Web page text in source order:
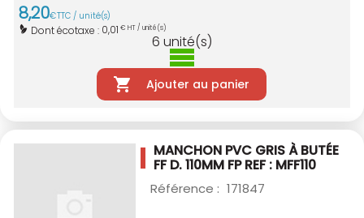
8,20€TTC / unité(s)
Dont écotaxe : 0,01 € HT / unité(s)
6 unité(s)
Ajouter au panier
MANCHON PVC GRIS À BUTÉE
FF D. 110MM FP REF : MFF110
Référence : 171847